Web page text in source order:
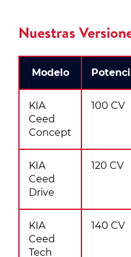
Nuestras
Modelo
KIA
Ceed
Concept
100 CV
KIA
Ceed
Drive
120 CV
KIA
Ceed
Tech
140 CV